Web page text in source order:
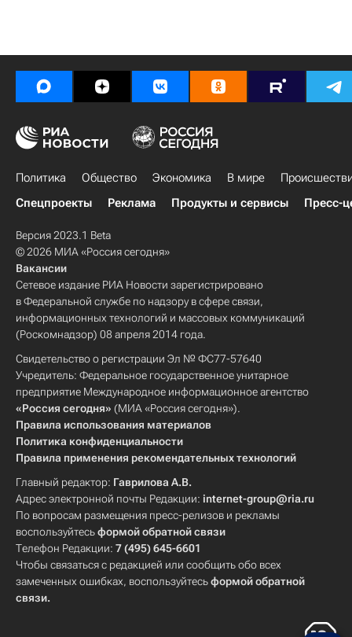
Политика Общество Экономика В мире
Спецпроекты
Реклама Продукты и сервисы Пресс-
Версия 2023.1 Beta
© 2026 МИА «Россия сегодня»
Вакансии
Сетевое издание РИА Новости зарегистрировано
в Федеральной службе по надзору в сфере связи,
информационных технологий и массовых коммуникаций
(Роскомнадзор) 08 апреля 2014 года.
Свидетельство о регистрации Эл № ФС77-57640
Учредитель: Федеральное государственное унитарное
предприятие Международное информационное агентство
«Россия сегодня» (МИА «Россия сегодня»).
Правила использования материалов
Политика конфиденциальности
Правила применения рекомендательных технологий
Главный редактор: Гаврилова А.В.
Адрес электронной почты Редакции: internet-group@ria.ru
По вопросам размещения пресс-релизов и рекламы
воспользуйтесьформой обратной связи
Телефон Редакции: 7 (495) 645-6601
Чтобы связаться с редакцией или сообщить обо всех
замеченных ошибках, воспользуйтесьформой обратной
связи.